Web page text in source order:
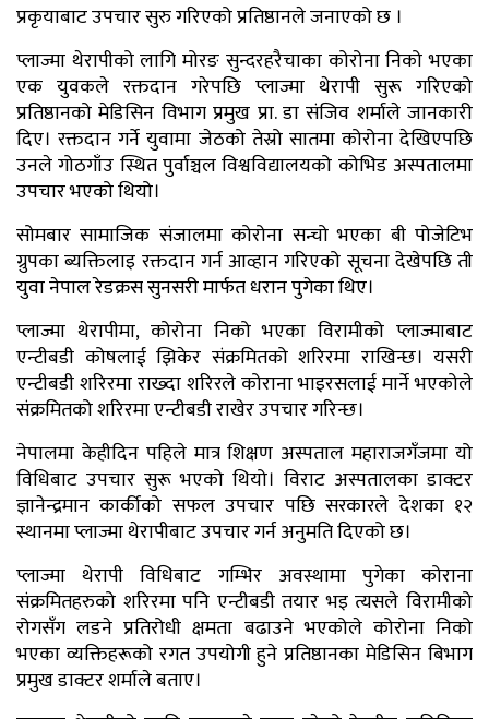
प्रकृयाबाट उपचार सुरु गरिएको प्रतिष्ठानले जनाएको छ ।
प्लाज्मा थेरापीको लागि मोरङ सुन्दरहरैचाका कोरोना निको भएका
एक युवकले रक्तदान गरेपछि प्लाज्मा थेरापी सुरू गरिएको
प्रतिष्ठानको मेडिसिन विभाग प्रमुख प्रा. डा संजिव शर्माले जानकारी
दिए। रक्तदान गर्ने युवामा जेठको तेस्रो सातमा कोरोना देखिएपछि
उनले गोठगाँउ स्थित पुर्वाञ्चल विश्वविद्यालयको कोभिड अस्पतालमा
उपचार भएको थियो।
सोमबार सामाजिक संजालमा कोरोना सन्चो भएका बी पोजेटिभ
ग्रुपका ब्यक्तिलाइ रक्तदान गर्न आव्हान गरिएको सूचना देखेपछि ती
युवा नेपाल रेडक्रस सुनसरी मार्फत धरान पुगेका थिए।
प्लाज्मा थेरापीमा, कोरोना निको भएका विरामीको प्लाज्माबाट
एन्टीबडी कोषलाई झिकेर संक्रमितको शरिरमा राखिन्छ। यसरी
एन्टीबडी शरिरमा राख्दा शरिरले कोराना भाइरसलाई मार्ने भएकोले
संक्रमितको शरिरमा एन्टीबडी राखेर उपचार गरिन्छ।
नेपालमा केहीदिन पहिले मात्र शिक्षण अस्पताल महाराजगँजमा यो
विधिबाट उपचार सुरू भएको थियो। विराट अस्पतालका डाक्टर
ज्ञानेन्द्रमान कार्कीको सफल उपचार पछि सरकारले देशका १२
स्थानमा प्लाज्मा थेरापीबाट उपचार गर्न अनुमति दिएको छ।
प्लाज्मा थेरापी विधिबाट गम्भिर अवस्थामा पुगेका कोराना
संक्रमितहरुको शरिरमा पनि एन्टीबडी तयार भइ त्यसले विरामीको
रोगसँग लडने प्रतिरोधी क्षमता बढाउने भएकोले कोरोना निको
भएका व्यक्तिहरूको रगत उपयोगी हुने प्रतिष्ठानका मेडिसिन बिभाग
प्रमुख डाक्टर शर्माले बताए।